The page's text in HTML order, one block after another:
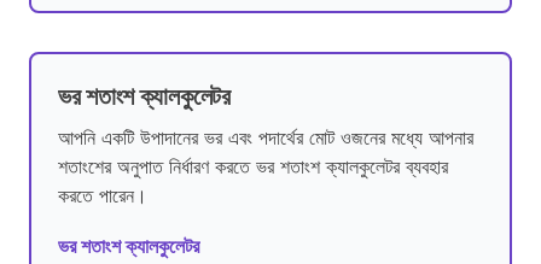
ভর শতাংশ ক্যালকুলেটর
আপনি একটি উপাদানের ভর এবং পদার্থের মোট ওজনের মধ্যে আপনার
শতাংশের অনুপাত নির্ধারণ করতে ভর শতাংশ ক্যালকুলেটর ব্যবহার
করতে পারেন।
ভর শতাংশ ক্যালকুলেটর